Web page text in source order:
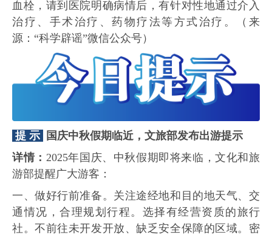
血栓，请到医院明确病情后，有针对性地通过介入
治疗、手术治疗、药物疗法等方式治疗。（来
源：“科学辟谣”微信公众号）
提 示
国庆中秋假期临近，文旅部发布出游提示
详情： 2025年国庆、中秋假期即将来临，文化和旅
游部提醒广大游客：
一、做好行前准备。关注途经地和目的地天气、交
通情况，合理规划行程。选择有经营资质的旅行
社。不前往未开发开放、缺乏安全保障的区域。密